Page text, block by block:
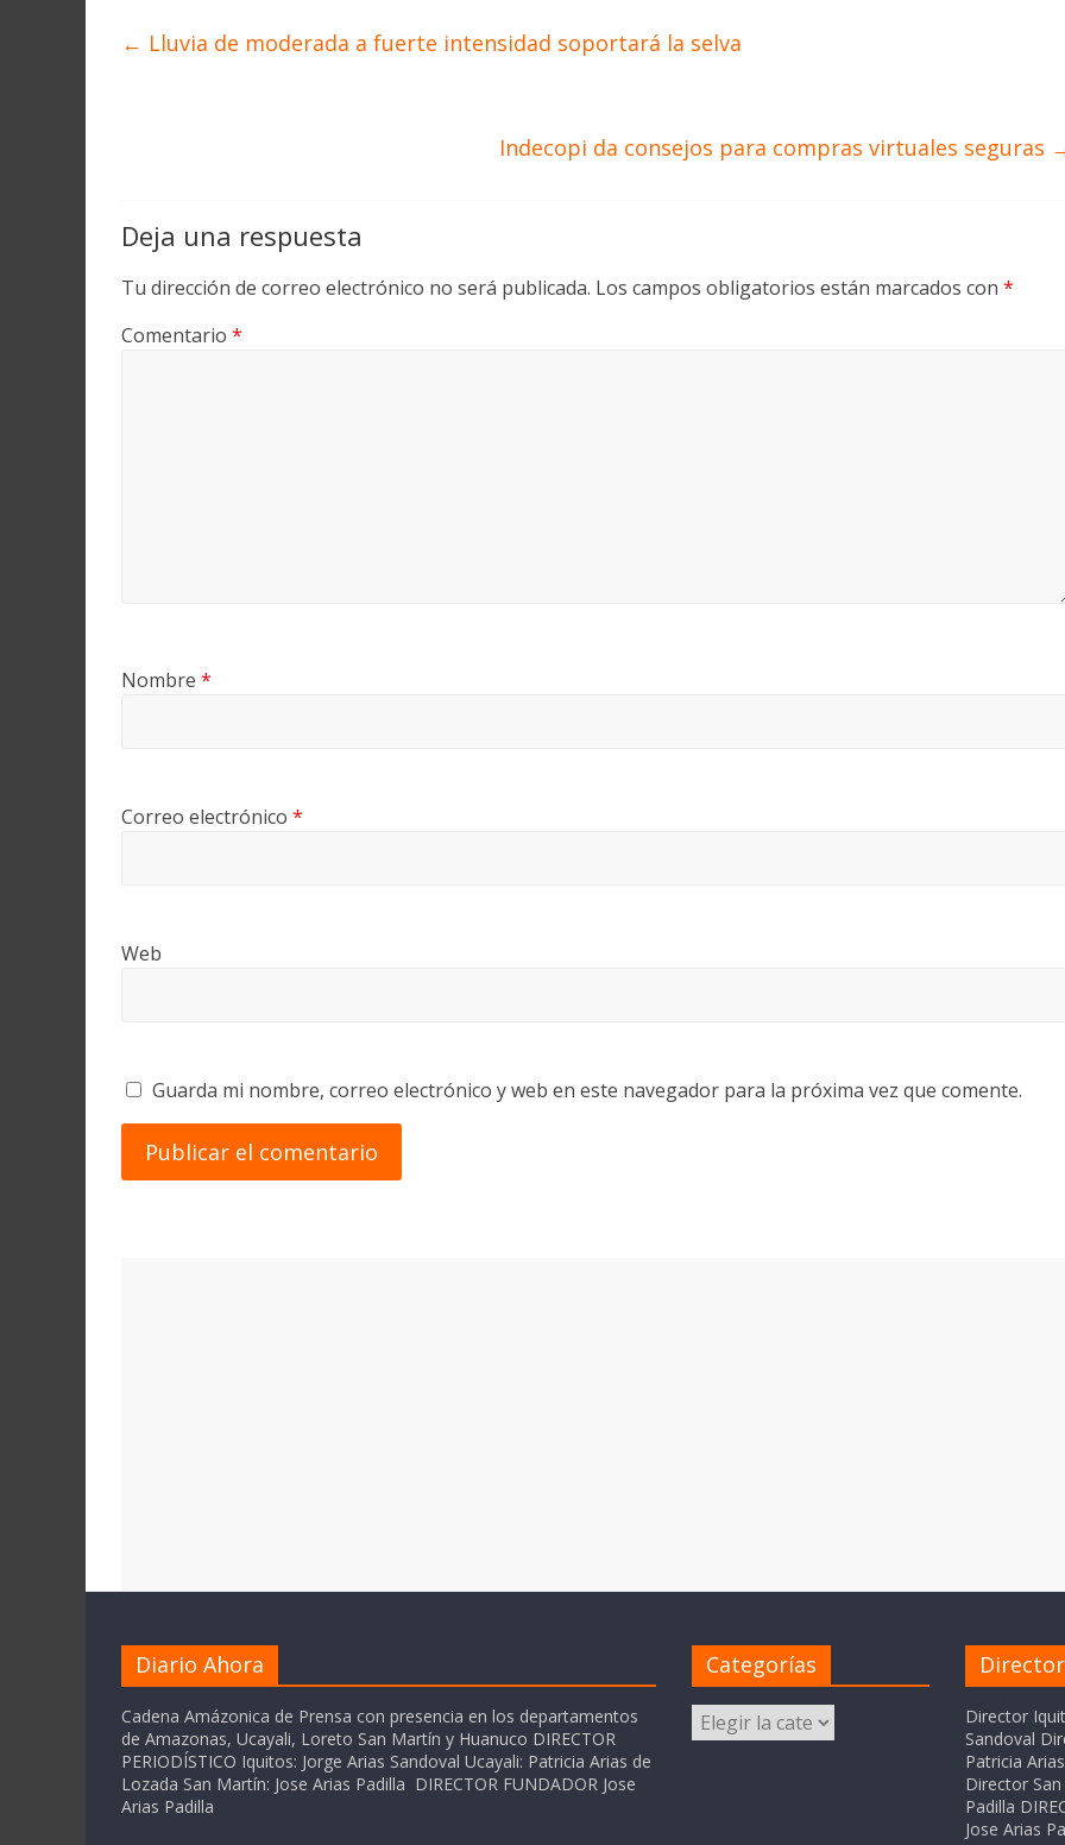
← Lluvia de moderada a fuerte intensidad soportará la selva
Indecopi da consejos para compras virtuales seguras
Deja una respuesta
Tu dirección de correo electrónico no será publicada. Los campos obligatorios están marcados con *
Comentario *
Nombre *
Correo electrónico *
Web
Guarda mi nombre, correo electrónico y web en este navegador para la próxima vez que comente.
Diario Ahora
Cadena Amázonica de Prensa con presencia en los departamentos
de Amazonas, Ucayali, Loreto San Martín y Huanuco DIRECTOR
PERIODÍSTICO Iquitos: Jorge Arias Sandoval Ucayali: Patricia Arias de
Lozada San Martín: Jose Arias Padilla DIRECTOR FUNDADOR Jose
Arias Padilla
Categorías
Categorías
Director
Sandoval
Patricia
Director
Padilla
Jose Arias